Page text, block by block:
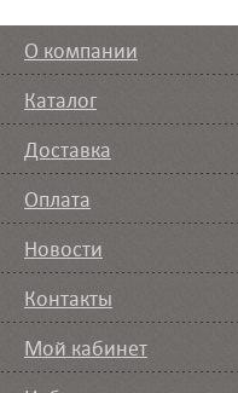
О компании
Каталог
Доставка
Оплата
Новости
Контакты
Мой кабинет